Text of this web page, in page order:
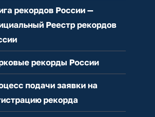
рекордов России —
Реестр рекордов
рекорды России
подачи заявки на
рекорда